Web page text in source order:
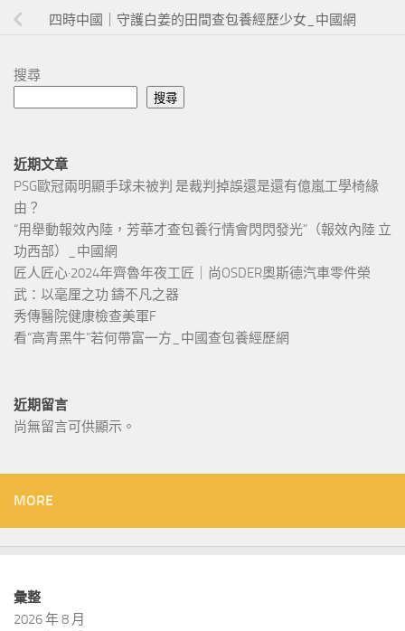
四時中國｜守護白姜的田間查包養經歷少女_中國網
搜尋
搜尋
近期文章
PSG歐冠兩明顯手球未被判 是裁判掉誤還是還有億嵐工學椅緣
由？
“用舉動報效內陸，芳華才查包養行情會閃閃發光”（報效內陸 立
功西部）_中國網
匠人匠心·2024年齊魯年夜工匠｜尚OSDER奧斯德汽車零件榮
武：以毫厘之功 鑄不凡之器
秀傳醫院健康檢查美軍F
看“高青黑牛”若何帶富一方_中國查包養經歷網
近期留言
尚無留言可供顯示。
MORE
彙整
2026 年 8 月